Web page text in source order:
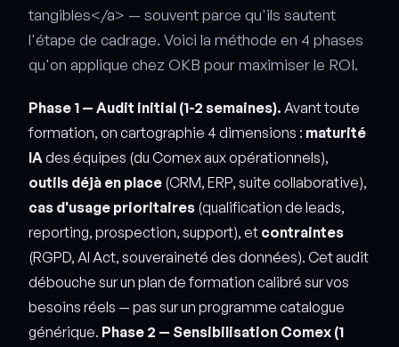
tangibles</a> — souvent parce qu'ils sautent
l'étape de cadrage. Voici la méthode en 4 phases
qu'on applique chez OKB pour maximiser le ROI.
Phase 1 — Audit initial (1-2 semaines). Avant toute
formation, on cartographie 4 dimensions : maturité
IAdes équipes (du Comex aux opérationnels),
outils déjà en place (CRM, ERP, suite collaborative),
cas d'usage prioritaires (qualification de leads,
reporting, prospection, support), et contraintes
(RGPD, AI Act, souveraineté des données). Cet audit
débouche sur un plan de formation calibré sur vos
besoins réels — pas sur un programme catalogue
générique. Phase 2 — Sensibilisation Comex (1